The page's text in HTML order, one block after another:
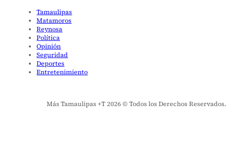
Tamaulipas
Matamoros
Reynosa
Política
Opinión
Seguridad
Deportes
Entretenimiento
Más Tamaulipas +T 2026 © Todos los Derechos